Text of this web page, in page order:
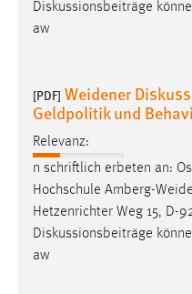
Diskussionsbeiträge
aw
[PDF] Weidener
Geldpolitik und
Relevanz:
n schriftlich erbeten an:
Hochschule Amberg-
Hetzenrichter Weg 15, D-
Diskussionsbeiträge
aw
Dieser Cookie ist
24 Stunden
STATISTIK
Statistik Cookies
Diese Informationen
unsere Besucher